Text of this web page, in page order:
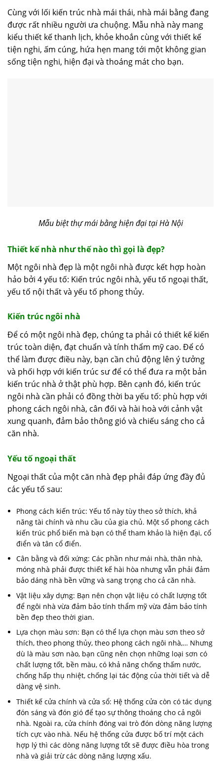
Cùng với lối kiến trúc nhà mái thái, nhà mái bằng đang
được rất nhiều người ưa chuộng. Mẫu nhà này mang
kiểu thiết kế thanh lịch, khỏe khoắn cùng với thiết kế
tiện nghi, ấm cúng, hứa hẹn mang tới một không gian
sống tiện nghi, hiện đại và thoáng mát cho bạn.
Mẫu biệt thự mái bằng hiện đại tại Hà Nội
Thiết kế nhà như thế nào thì gọi là đẹp?
Một ngôi nhà đẹp là một ngôi nhà được kết hợp hoàn
hảo bởi 4 yếu tố: Kiến trúc ngôi nhà, yếu tố ngoại thất,
yếu tố nội thất và yếu tố phong thủy.
Kiến trúc ngôi nhà
Để có một ngôi nhà đẹp, chúng ta phải có thiết kế kiến
trúc toàn diện, đạt chuẩn và tính thẩm mỹ cao. Để có
thể làm được điều này, bạn cần chủ động lên ý tưởng
và phối hợp với kiến trúc sư để có thể đưa ra một bản
kiến trúc nhà ở thật phù hợp. Bên cạnh đó, kiến trúc
ngôi nhà cần phải có đồng thời ba yếu tố: phù hợp với
phong cách ngôi nhà, cân đối và hài hoà với cảnh vật
xung quanh, đảm bảo thông gió và chiếu sáng cho cả
căn nhà.
Yếu tố ngoại thất
Ngoại thất của một căn nhà đẹp phải đáp ứng đầy đủ
các yếu tố sau:
Phong cách kiến trúc: Yếu tố này tùy theo sở thích, khả
năng tài chính và nhu cầu của gia chủ. Một số phong cách
kiến trúc phổ biến mà bạn có thể tham khảo là hiện đại, cổ
điển và tân cổ điển.
Cân bằng và đối xứng: Các phần như mái nhà, thân nhà,
móng nhà phải được thiết kế hài hòa nhưng vẫn phải đảm
bảo dáng nhà bền vững và sang trọng cho cả căn nhà.
Vật liệu xây dựng: Bạn nên chọn vật liệu có chất lượng tốt
để ngôi nhà vừa đảm bảo tính thẩm mỹ vừa đảm bảo tính
bền đẹp theo thời gian.
Lựa chọn màu sơn: Bạn có thể lựa chọn màu sơn theo sở
thích, theo phong thủy, theo phong cách ngôi nhà,… Nhưng
dù là màu sơn nào, bạn cũng nên chọn những loại sơn có
chất lượng tốt, bền màu, có khả năng chống thấm nước,
chống hấp thụ nhiệt, chống lại tác động của thời tiết và dễ
dàng vệ sinh.
Thiết kế cửa chính và cửa sổ: Hệ thống cửa còn có tác dụng
đón sáng và đón gió để tạo sự thông thoáng cho cả ngôi
nhà. Ngoài ra, cửa chính đóng vai trò đón dòng năng lượng
tích cực vào nhà. Nếu hệ thống cửa được bố trí một cách
hợp lý thì các dòng năng lượng tốt sẽ được điều hòa trong
nhà và giải trừ các dòng năng lượng xấu.